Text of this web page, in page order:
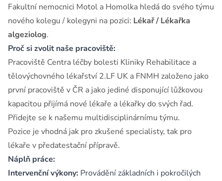
Fakultní nemocnici Motol a Homolka hledá do svého týmu
nového kolegu / kolegyni na pozici: Lékař / Lékařka
algeziolog.
Proč si zvolit naše pracoviště:
Pracoviště Centra léčby bolesti Kliniky Rehabilitace a
tělovýchovného lékařství 2.LF UK a FNMH založeno jako
první pracoviště v ČR a jako jediné disponující lůžkovou
kapacitou přijímá nové lékaře a lékařky do svých řad.
Přidejte se k našemu multidisciplinárnímu týmu.
Pozice je vhodná jak pro zkušené specialisty, tak pro
lékaře v předatestační přípravě.
Náplň práce:
Intervenční výkony: Provádění základních i pokročilých